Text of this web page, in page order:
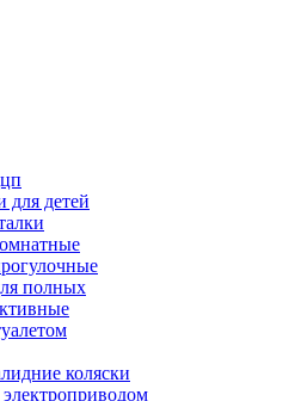
для детей
полных
коляски